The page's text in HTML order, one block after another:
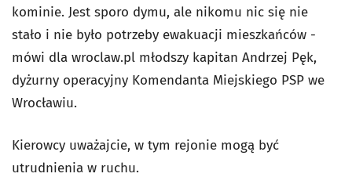
kominie. Jest sporo dymu, ale nikomu nic się nie
stało i nie było potrzeby ewakuacji mieszkańców -
mówi dla wroclaw.pl młodszy kapitan Andrzej Pęk,
dyżurny operacyjny Komendanta Miejskiego PSP we
Wrocławiu.
Kierowcy uważajcie, w tym rejonie mogą być
utrudnienia w ruchu.